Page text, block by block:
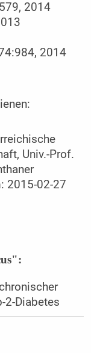
2014
2014
Univ.-Prof.
2015-02-27
2-Diabetes